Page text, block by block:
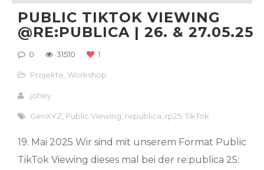
PUBLIC TIKTOK VIEWING
@RE:PUBLICA | 26. & 27.05.25
0 31510 1
Projekte ,Workshop
johey
GenXYZ Public Viewing republica rp25 ,TikTok
19. Mai 2025 Wir sind mit unserem Format Public
TikTok Viewing dieses mal bei der re:publica 25: